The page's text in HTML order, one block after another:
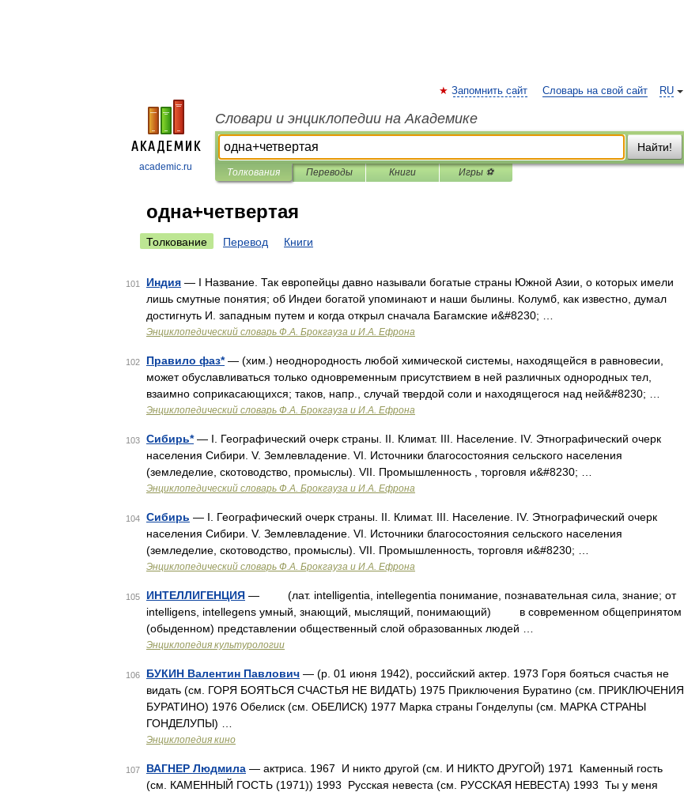
academic.ru
RU
Запомнить сайт Словарь на свой сайт
Словари и энциклопедии на Академике
Найти!
Толкования Переводы Книги Игры ⚽
одна+четвертая
Толкование Перевод Книги
101 Индия — I Название. Так европейцы давно называли богатые страны Южной Азии, о которых имели
лишь смутные понятия; об Индеи богатой упоминают и наши былины. Колумб, как известно, думал
достигнуть И. западным путем и когда открыл сначала Багамские и&#8230; …
Энциклопедический словарь Ф.А. Брокгауза и И.А. Ефрона
102 Правило фаз*— (хим.) неоднородность любой химической системы, находящейся в равновесии,
может обуславливаться только одновременным присутствием в ней различных однородных тел,
взаимно соприкасающихся; таков, напр., случай твердой соли и находящегося над ней&#8230; …
Энциклопедический словарь Ф.А. Брокгауза и И.А. Ефрона
103 Сибирь*— I. Географический очерк страны. II. Климат. III. Население. IV. Этнографический очерк
населения Сибири. V. Землевладение. VI. Источники благосостояния сельского населения
(земледелие, скотоводство, промыслы). VII. Промышленность , торговля и&#8230; …
Энциклопедический словарь Ф.А. Брокгауза и И.А. Ефрона
104 Сибирь — I. Географический очерк страны. II. Климат. III. Население. IV. Этнографический очерк
населения Сибири. V. Землевладение. VI. Источники благосостояния сельского населения
(земледелие, скотоводство, промыслы). VII. Промышленность, торговля и&#8230; …
Энциклопедический словарь Ф.А. Брокгауза и И.А. Ефрона
105 ИНТЕЛЛИГЕНЦИЯ — (лат. intelligentia, intellegentia понимание, познавательная сила, знание; от
intelligens, intellegens умный, знающий, мыслящий, понимающий) в современном общепринятом
(обыденном) представлении общественный слой образованных людей …
Энциклопедия культурологии
106 БУКИН Валентин Павлович — (р. 01 июня 1942), российский актер. 1973 Горя бояться счастья не
видать (см. ГОРЯ БОЯТЬСЯ СЧАСТЬЯ НЕ ВИДАТЬ) 1975 Приключения Буратино (см. ПРИКЛЮЧЕНИЯ
БУРАТИНО) 1976 Обелиск (см. ОБЕЛИСК) 1977 Марка страны Гонделупы (см. МАРКА СТРАНЫ
ГОНДЕЛУПЫ) …
Энциклопедия кино
107 ВАГНЕР Людмила — актриса. 1967 И никто другой (см. И НИКТО ДРУГОЙ) 1971 Каменный гость
(см. КАМЕННЫЙ ГОСТЬ (1971)) 1993 Русская невеста (см. РУССКАЯ НЕВЕСТА) 1993 Ты у меня